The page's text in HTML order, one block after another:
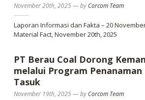
November 20th, 2025— by Corcom Team
Laporan Informasi dan Fakta – 20
Material Fact, November 20th, 2025
PT Berau Coal Dorong
melalui Program Penanaman
Tasuk
November 19th, 2025— by Corcom Team